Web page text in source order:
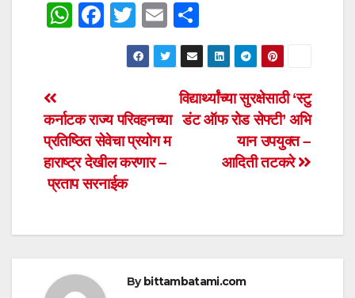
W
A
p
p
F
b
o
o
k
T
wi
tt
E
m
ail
h
ar
e
Post
navigation
विद्यार्थ्यांच्या सुरक्षेसाठी ‘स्टु
डंट ऑफ रोड सेफ्टी’ अभि
यान उपयुक्त –
आदिती तटकरे
कर्नाटक राज्य परिवहनच्या
प्रतिष्ठित सेवेचा प्रयोग म
हाराष्ट्र देखील करणार –
प्रताप सरनाईक
By bittambatami.com